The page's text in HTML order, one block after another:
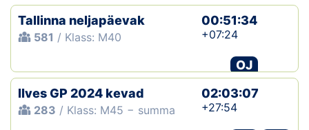
Tallinna neljapäevak
581 / Klass: M40
00:51:34
+07:24
OJ
Ilves GP 2024 kevad
283 / Klass: M45 − summa
02:03:07
+27:54